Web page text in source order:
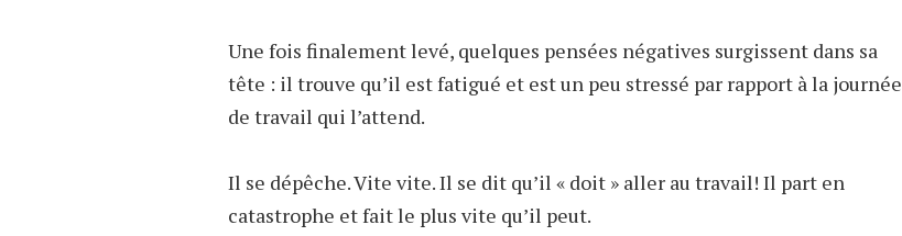
Une fois finalement levé, quelques pensées négatives surgissent dans sa
tête : il trouve qu’il est fatigué et est un peu stressé par rapport à la journée
de travail qui l’attend.
Il se dépêche. Vite vite. Il se dit qu’il « doit » aller au travail! Il part en
catastrophe et fait le plus vite qu’il peut.